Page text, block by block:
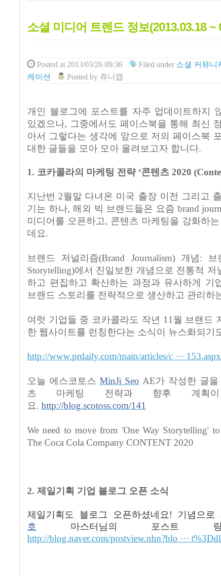
소셜 미디어 트렌드 정보(2013.03.18 ~
Posted at 2013/03/26 09:36 Filed under 소셜 커뮤니
케이션
Posted by 쥬니캡
개인 블로그에 포스트를 자주 업데이트하지
있겠으나, 그중에서도 페이스북을 통해 최신
아서 그렇다는 생각에 앞으로 저의 페이스북
대한 글들을 모아 모아 올려보고자 합니다.
1. 코카콜라의 마케팅 전략‘콘텐츠 2020
지난번 2월말 다녀온 미국 출장 이전 그리고
기는 하나,해외 빅 브랜드들은 요즘 brand
미디어를 오픈하고, 콘텐츠 마케팅을 강화하
데요.
브랜드 저널리즘(Brand Journalism) 개념:
Storytelling)에서 진일보한 개념으로 전통적 저
하고 편집하고 확산하는 과정과 유사하게 기
브랜드 스토리를 전략적으로 생산하고 관리하
여럿 기업들 중 코카콜라도 작년 11 월 브랜드
한 웹사이트를 런칭한다는 소식이 뉴스화되기
http://www.prdaily.com/main/articles/c ··· 153.aspx
오늘 에스코토스 MinJi Seo AE가 작성한 글을
츠 마케팅 전략과 향후 계획
요. http://blog.scotoss.com/141
We need to move from 'One Way Storytelling'
The Coca Cola Company CONTENT 2020
2. 제일기획 기업 블로그 오픈 소식
제일기획도 블로그 오픈하셨네요 ! 기념으로
호 마스터 님의 포스트 링
http://blog.naver.com/postview.nhn?blo ···